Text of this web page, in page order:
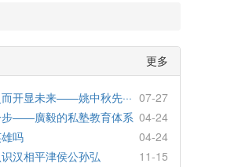
更多
而开显未来——姚中秋先··· 07-27
步——廣毅的私塾教育体系 04-24
吗
04-24
识汉相平津侯公孙弘
11-15